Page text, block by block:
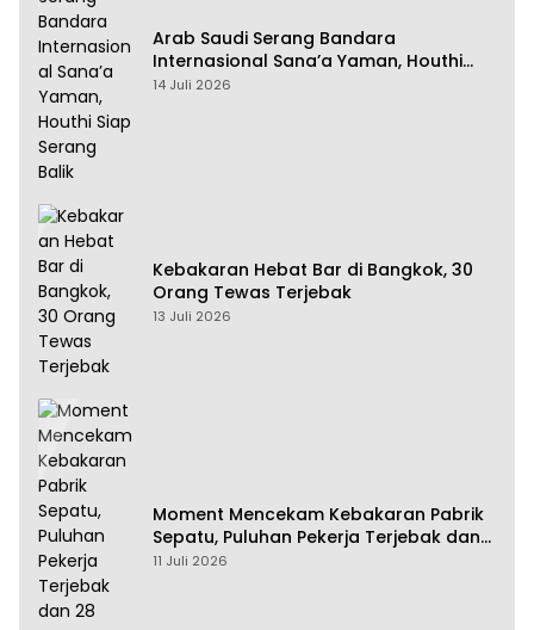
Arab Saudi Serang Bandara
Internasional Sana’a Yaman, Houthi
Siap Serang Balik
14 Juli 2026
Kebakaran Hebat Bar di Bangkok, 30
Orang Tewas Terjebak
13 Juli 2026
Moment Mencekam Kebakaran Pabrik
Sepatu, Puluhan Pekerja Terjebak dan
28 Orang Tewas
11 Juli 2026